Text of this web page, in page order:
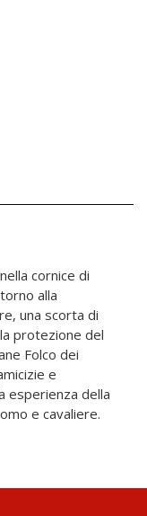
cornice di
alla
una scorta di
protezione del
Folco dei
e
esperienza della
e cavaliere.